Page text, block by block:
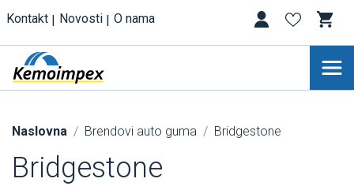
Kontakt Novosti O nama
Naslovna Brendovi auto guma Bridgestone
Bridgestone